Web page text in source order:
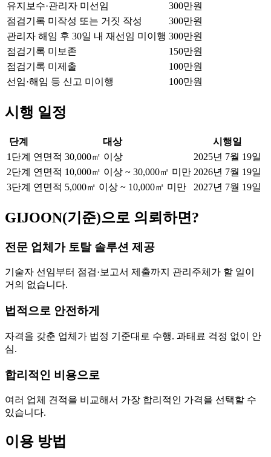
유지보수·관리자 미선임
300만원
점검기록 미작성 또는 거짓 작성
300만원
관리자 해임 후 30일 내 재선임 미이행 300만원
점검기록 미보존
150만원
점검기록 미제출
100만원
선임·해임 등 신고 미이행
100만원
시행 일정
단계 대상
시행일
1단계 연면적 30,000㎡ 이상
2025년 7월 19일
2단계 연면적 10,000㎡ 이상 ~ 30,000㎡ 미만 2026년 7월 19일
3단계 연면적 5,000㎡ 이상 ~ 10,000㎡ 미만 2027년 7월 19일
GIJOON(기준)으로 의뢰하면?
전문 업체가 토탈 솔루션 제공
기술자 선임부터 점검·보고서 제출까지 관리주체가 할 일이
거의 없습니다.
법적으로 안전하게
자격을 갖춘 업체가 법정 기준대로 수행. 과태료 걱정 없이 안
심.
합리적인 비용으로
여러 업체 견적을 비교해서 가장 합리적인 가격을 선택할 수
있습니다.
이용 방법